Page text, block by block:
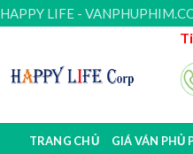
HAPPY LIFE -
TRANG CHỦ GIÁ VÁN PHỦ